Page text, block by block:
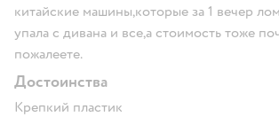
китайские машины,которые за 1 вечер
упала с дивана и все,а стоимость тоже
пожалеете.
Достоинства
Крепкий пластик